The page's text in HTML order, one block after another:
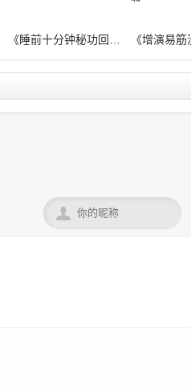
